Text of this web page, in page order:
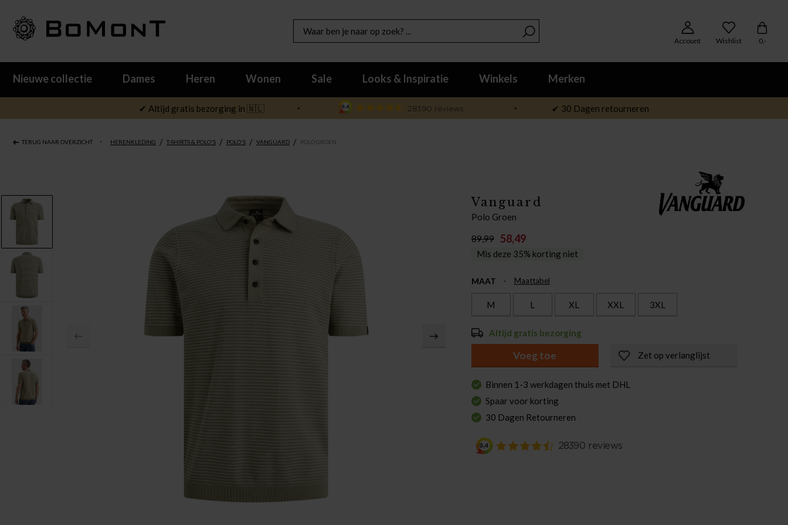
Account Wishlist 0,-
Nieuwe collectie Dames Heren Wonen Sale Looks & Inspiratie Winkels Merken
✔ Altijd gratis bezorging in 🇳🇱 ✔ 30 Dagen retourneren
TERUG NAAR OVERZICHT HERENKLEDING / T-SHIRTS & POLO'S / POLO'S / VANGUARD / POLO GROEN
Vanguard
Polo Groen
89,99 58,49
Mis deze 35% korting niet
MAAT Maattabel
M L XL XXL 3XL
Altijd gratis bezorging
Voeg toe Zet op verlanglijst
Binnen 1-3 werkdagen thuis met DHL
Spaar voor korting
30 Dagen Retourneren